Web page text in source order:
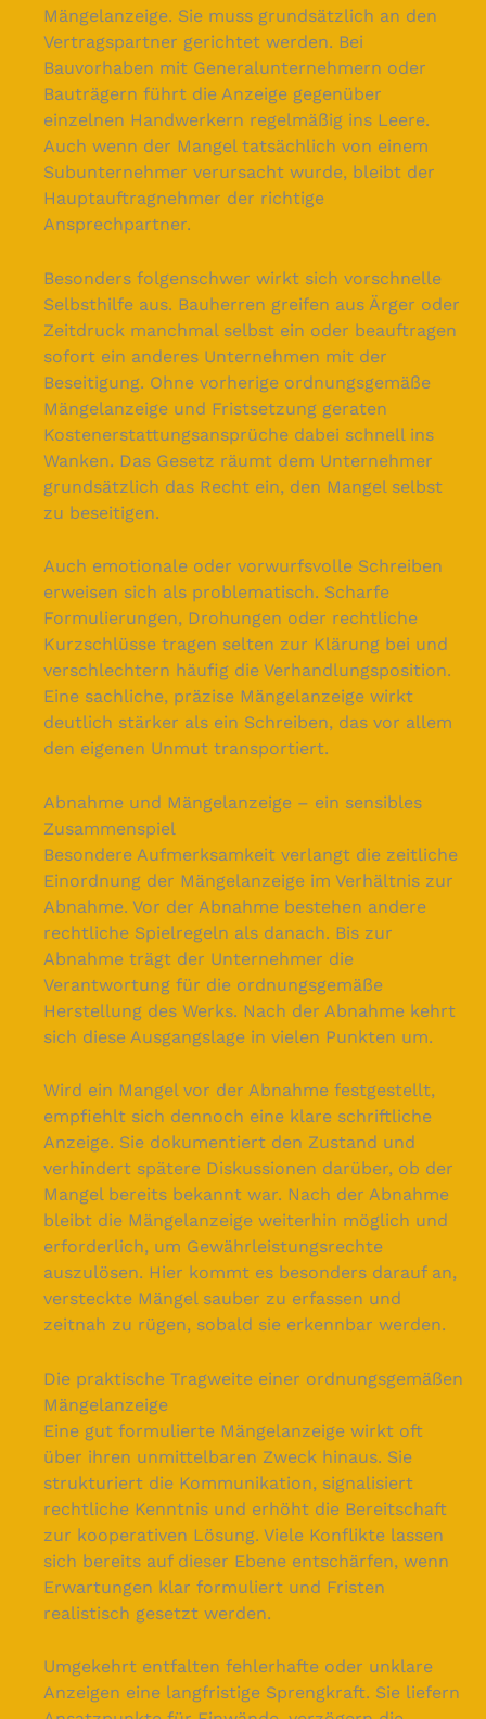
Mängelanzeige. Sie muss grundsätzlich an den
Vertragspartner gerichtet werden. Bei
Bauvorhaben mit Generalunternehmern oder
Bauträgern führt die Anzeige gegenüber
einzelnen Handwerkern regelmäßig ins Leere.
Auch wenn der Mangel tatsächlich von einem
Subunternehmer verursacht wurde, bleibt der
Hauptauftragnehmer der richtige
Ansprechpartner.
Besonders folgenschwer wirkt sich vorschnelle
Selbsthilfe aus. Bauherren greifen aus Ärger oder
Zeitdruck manchmal selbst ein oder beauftragen
sofort ein anderes Unternehmen mit der
Beseitigung. Ohne vorherige ordnungsgemäße
Mängelanzeige und Fristsetzung geraten
Kostenerstattungsansprüche dabei schnell ins
Wanken. Das Gesetz räumt dem Unternehmer
grundsätzlich das Recht ein, den Mangel selbst
zu beseitigen.
Auch emotionale oder vorwurfsvolle Schreiben
erweisen sich als problematisch. Scharfe
Formulierungen, Drohungen oder rechtliche
Kurzschlüsse tragen selten zur Klärung bei und
verschlechtern häufig die Verhandlungsposition.
Eine sachliche, präzise Mängelanzeige wirkt
deutlich stärker als ein Schreiben, das vor allem
den eigenen Unmut transportiert.
Abnahme und Mängelanzeige – ein sensibles
Zusammenspiel
Besondere Aufmerksamkeit verlangt die zeitliche
Einordnung der Mängelanzeige im Verhältnis zur
Abnahme. Vor der Abnahme bestehen andere
rechtliche Spielregeln als danach. Bis zur
Abnahme trägt der Unternehmer die
Verantwortung für die ordnungsgemäße
Herstellung des Werks. Nach der Abnahme kehrt
sich diese Ausgangslage in vielen Punkten um.
Wird ein Mangel vor der Abnahme festgestellt,
empfiehlt sich dennoch eine klare schriftliche
Anzeige. Sie dokumentiert den Zustand und
verhindert spätere Diskussionen darüber, ob der
Mangel bereits bekannt war. Nach der Abnahme
bleibt die Mängelanzeige weiterhin möglich und
erforderlich, um Gewährleistungsrechte
auszulösen. Hier kommt es besonders darauf an,
versteckte Mängel sauber zu erfassen und
zeitnah zu rügen, sobald sie erkennbar werden.
Die praktische Tragweite einer ordnungsgemäßen
Mängelanzeige
Eine gut formulierte Mängelanzeige wirkt oft
über ihren unmittelbaren Zweck hinaus. Sie
strukturiert die Kommunikation, signalisiert
rechtliche Kenntnis und erhöht die Bereitschaft
zur kooperativen Lösung. Viele Konflikte lassen
sich bereits auf dieser Ebene entschärfen, wenn
Erwartungen klar formuliert und Fristen
realistisch gesetzt werden.
Umgekehrt entfalten fehlerhafte oder unklare
Anzeigen eine langfristige Sprengkraft. Sie liefern